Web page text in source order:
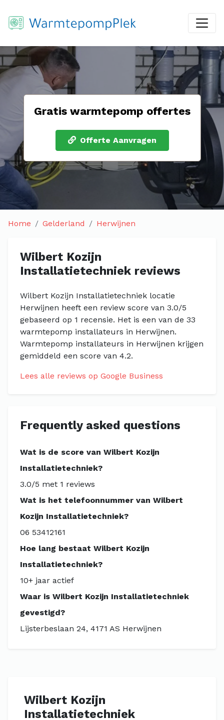
Gratis warmtepomp offertes
Offerte Aanvragen
Home Gelderland Herwijnen
Wilbert Kozijn
Installatietechniek reviews
Wilbert Kozijn Installatietechniek locatie
Herwijnen heeft een review score van 3.0/5
gebaseerd op 1 recensie. Het is een van de 33
warmtepomp installateurs in Herwijnen.
Warmtepomp installateurs in Herwijnen krijgen
gemiddeld een score van 4.2.
Lees alle reviews op Google Business
Frequently asked questions
Wat is de score van Wilbert Kozijn
Installatietechniek?
3.0/5 met 1 reviews
Wat is het telefoonnummer van Wilbert
Kozijn Installatietechniek?
06 53412161
Hoe lang bestaat Wilbert Kozijn
Installatietechniek?
10+ jaar actief
Waar is Wilbert Kozijn Installatietechniek
gevestigd?
Lijsterbeslaan 24, 4171 AS Herwijnen
Wilbert Kozijn
Installatietechniek